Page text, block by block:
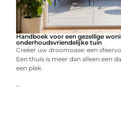
Handboek voor een gezellige
onderhoudsvriendelijke tuin
Creëer uw droomoase: een
Een thuis is meer dan alleen een
een plek
...